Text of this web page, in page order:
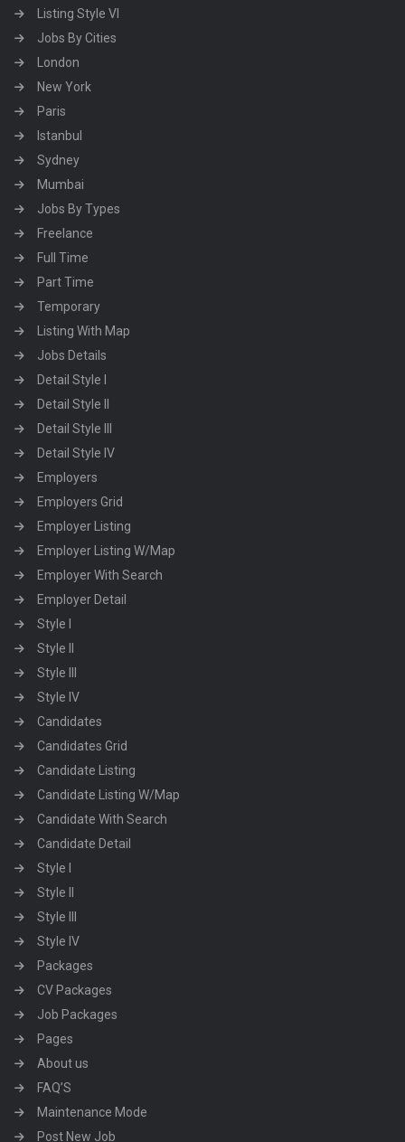
Listing Style VI
Jobs By Cities
London
New York
Paris
Istanbul
Sydney
Mumbai
Jobs By Types
Freelance
Full Time
Part Time
Temporary
Listing With Map
Jobs Details
Detail Style I
Detail Style II
Detail Style III
Detail Style IV
Employers
Employers Grid
Employer Listing
Employer Listing W/Map
Employer With Search
Employer Detail
Style I
Style II
Style III
Style IV
Candidates
Candidates Grid
Candidate Listing
Candidate Listing W/Map
Candidate With Search
Candidate Detail
Style I
Style II
Style III
Style IV
Packages
CV Packages
Job Packages
Pages
About us
FAQ’S
Maintenance Mode
Post New Job